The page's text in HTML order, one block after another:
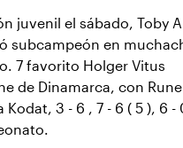
juvenil el sábado, Toby
subcampeón en
7 favorito Holger Vitus
de Dinamarca, con Rune
3 - 6 , 7 - 6 ( 5 ), 6 -